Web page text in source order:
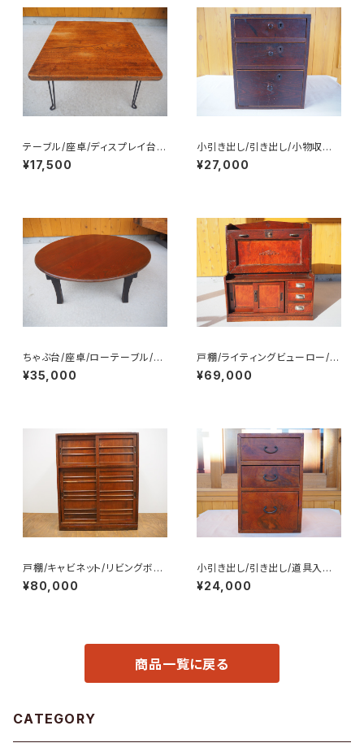
テーブル/座卓/ディスプレイ台/
作業台/折り畳み式/Ｎo.0348
¥17,500
小引き出し/引き出し/小物収納/
No.0313
¥27,000
ちゃぶ台/座卓/ローテーブル/N
o.0349
¥35,000
戸棚/ライティングビューロー/収
納家具/No.0266
¥69,000
戸棚/キャビネット/リビングボー
ド/No.0188
¥80,000
小引き出し/引き出し/道具入れ/
小物収納/No.0289
¥24,000
商品一覧に戻る
CATEGORY